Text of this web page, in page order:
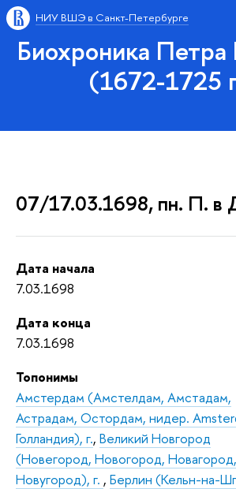
НИУ ВШЭ в Санкт-Петербурге
Биохроника Петра
(1672-1725
07/17.03.1698, пн. П. в
Дата начала
7.03.1698
Дата конца
7.03.1698
Топонимы
Амстердам (Амстелдам, Амстадам,
Астрадам, Остордам, нидер.
Голландия), г., Великий Новгород
(Новегород, Новогород, Новагород,
Новугород), г. , Берлин (Кельн-на-